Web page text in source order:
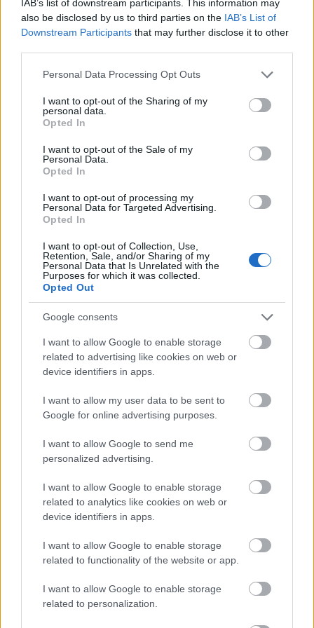
IAB’s list of downstream participants. This information may
also be disclosed by us to third parties on the IAB’s List of
Downstream Participants that may further disclose it to other
Please note that this website/app uses one or more Google
not limited to your visit or usage behaviour. You may click to
grant or deny consent to Google and its third-party tags to
use your data for below specified purposes in below Google
consent section.
Personal Data Processing Opt Outs
I want to opt-out of the Sharing of my
personal data.
Opted In
I want to opt-out of the Sale of my
Personal Data.
Opted In
I want to opt-out of processing my
Personal Data for Targeted Advertising.
Opted In
I want to opt-out of Collection, Use,
Retention, Sale, and/or Sharing of my
Personal Data that Is Unrelated with the
Purposes for which it was collected.
Opted Out
Google consents
I want to allow Google to enable storage
related to advertising like cookies on web or
device identifiers in apps.
I want to allow my user data to be sent to
Google for online advertising purposes.
I want to allow Google to send me
personalized advertising.
I want to allow Google to enable storage
related to analytics like cookies on web or
device identifiers in apps.
I want to allow Google to enable storage
related to functionality of the website or app.
I want to allow Google to enable storage
related to personalization.
VOLT Fesztivál
Sopron, 2011. június 29–július 2. Június-július
fordulóján már javában zajlik a fesztiválszezon, és
mi természetesen kiemelten foglalkozunk a soproni
VOLT-tal, azon belül is elsősorban a külföldi
zenekarokat is, például az itt…
Beth Ditto, Kelis és Gerard Way a
Duran Duran koncertjén – David
Lynch rendezésében
-recorder-•2011. március 24.